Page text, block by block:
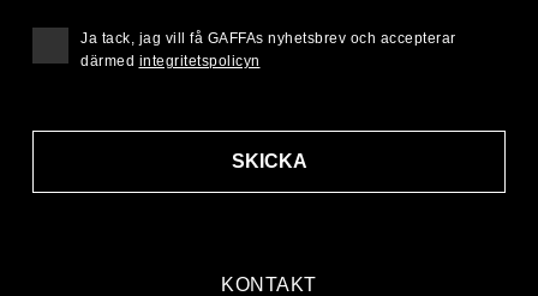
KONTAKT
SKICKA
Ja tack, jag vill få GAFFAs nyhetsbrev och accepterar
därmed integritetspolicyn